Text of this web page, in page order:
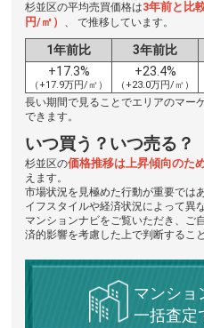
杉並区の平均売買価格は3年前と比
円/㎡） 、 で推移しています。
1年前比 3年前比
+17.3%
（+17.9万円/㎡）
+23.4%
（+23.0万円/㎡）
長い期間で見ることでエリアのマー
できます。
いつ買う？いつ売る？
杉並区の価格推移は上昇傾向のた
えます。
市場状況を見極めた行動が重要では
イフスタイルや経済状況によって異
マンションナビをご覧いただき、ご
済的影響を考慮した上で判断するこ
マンショ
一括査定